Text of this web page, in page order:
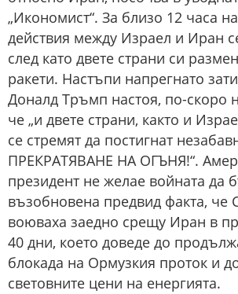
„Икономист“. За близо 12 часа
действия между Израел и Иран
след като двете страни си
ракети. Настъпи напрегнато
Доналд Тръмп настоя, по-скоро
че „и двете страни, както и
се стремят да постигнат
ПРЕКРАТЯВАНЕ НА ОГЪНЯ!“.
президент не желае войната да
възобновена предвид факта,
воюваха заедно срещу Иран в
40 дни, което доведе до
блокада на Ормузкия проток и
световните цени на енергията.